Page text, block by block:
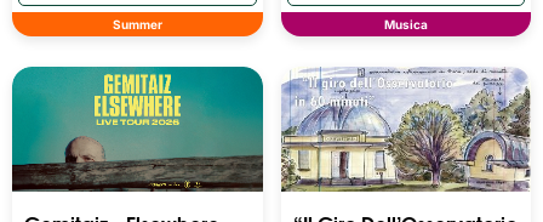
Summer Musica